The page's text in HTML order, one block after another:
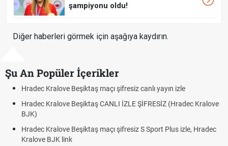
şampiyonu oldu!
Diğer haberleri görmek için aşağıya kaydırın.
Şu An Popüler İçerikler
izle
(Hradec Kralove
Plus izle, Hradec
Hradec Kralove - Beşiktaş maçı şifresiz izle
Hradec Kralove Beşiktaş maçı şifresiz tv100
Trivela Nedir? Trivela Vuruşu Nasıl Yapılır?